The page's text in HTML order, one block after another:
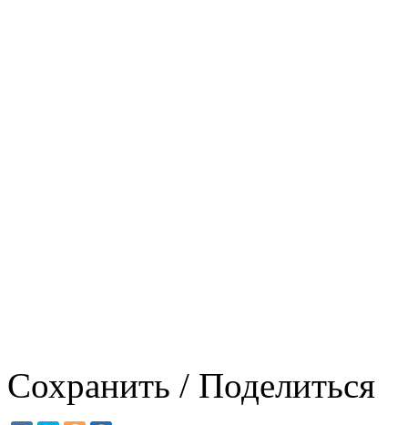
Сохранить / Поделиться